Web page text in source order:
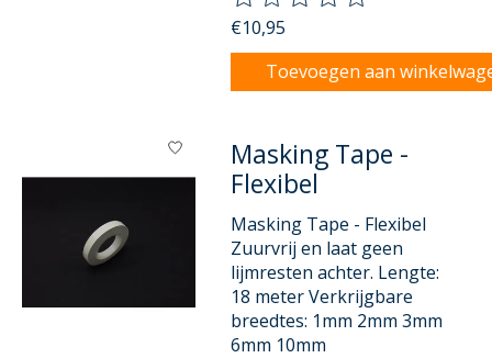
€10,95
Toevoegen aan
Masking Tape -
Flexibel
Masking Tape - Flexibel
Zuurvrij en laat geen
lijmresten achter. Lengte:
18 meter Verkrijgbare
breedtes: 1mm 2mm 3mm
6mm 10mm